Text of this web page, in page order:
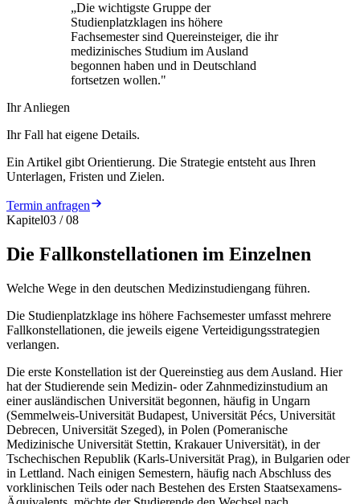
„Die wichtigste Gruppe der
Studienplatzklagen ins höhere
Fachsemester sind Quereinsteiger, die ihr
medizinisches Studium im Ausland
begonnen haben und in Deutschland
fortsetzen wollen."
Ihr Anliegen
Ihr Fall hat eigene Details.
Ein Artikel gibt Orientierung. Die Strategie entsteht aus Ihren
Unterlagen, Fristen und Zielen.
Termin anfragen
Kapitel03 /08
Die Fallkonstellationen im Einzelnen
Welche Wege in den deutschen Medizinstudiengang führen.
Die Studienplatzklage ins höhere Fachsemester umfasst mehrere
Fallkonstellationen, die jeweils eigene Verteidigungsstrategien
verlangen.
Die erste Konstellation ist der Quereinstieg aus dem Ausland. Hier
hat der Studierende sein Medizin- oder Zahnmedizinstudium an
einer ausländischen Universität begonnen, häufig in Ungarn
(Semmelweis-Universität Budapest, Universität Pécs, Universität
Debrecen, Universität Szeged), in Polen (Pomeranische
Medizinische Universität Stettin, Krakauer Universität), in der
Tschechischen Republik (Karls-Universität Prag), in Bulgarien oder
in Lettland. Nach einigen Semestern, häufig nach Abschluss des
vorklinischen Teils oder nach Bestehen des Ersten Staatsexamens-